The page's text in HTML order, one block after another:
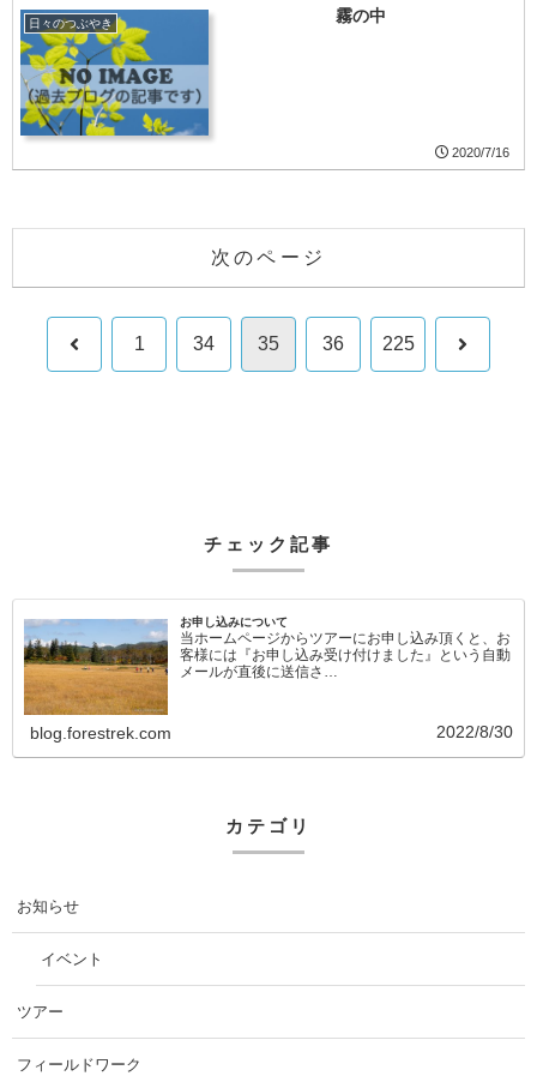
日々のつぶやき 霧の中
2020/7/16
次のページ
前 1 34 35 36 225 次
チェック記事
お申し込みについて
当ホームページからツアーにお申し込み頂くと、お
客様には『お申し込み受け付けました』という自動
メールが直後に送信さ…
blog.forestrek.com 2022/8/30
カテゴリ
お知らせ
イベント
ツアー
フィールドワーク